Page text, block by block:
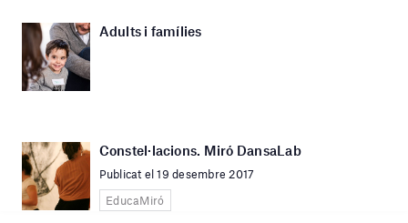
Adults i famílies
Constel·lacions. Miró DansaLab
Publicat el 19 desembre 2017
EducaMiró